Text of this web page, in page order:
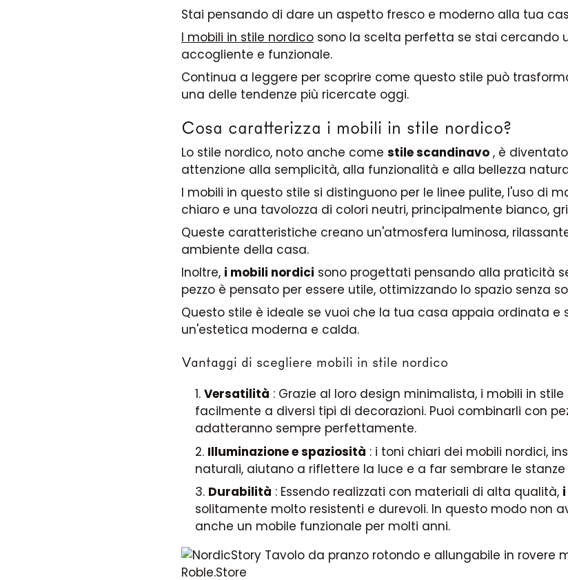
Stai pensando di dare un aspetto fresco e moderno alla tua
I mobili in stile nordico sono la scelta perfetta se stai cercando
accogliente e funzionale.
Continua a leggere per scoprire come questo stile può
una delle tendenze più ricercate oggi.
Cosa caratterizza i mobili in stile nordico?
Lo stile nordico, noto anche come stile scandinavo , è
attenzione alla semplicità, alla funzionalità e alla bellezza
I mobili in questo stile si distinguono per le linee pulite, l'uso di
chiaro e una tavolozza di colori neutri, principalmente bianco,
Queste caratteristiche creano un'atmosfera luminosa,
ambiente della casa.
Inoltre, i mobili nordici sono progettati pensando alla praticità
pezzo è pensato per essere utile, ottimizzando lo spazio senza
Questo stile è ideale se vuoi che la tua casa appaia ordinata e
un'estetica moderna e calda.
Vantaggi di scegliere mobili in stile nordico
Versatilità : Grazie al loro design minimalista, i mobili in
facilmente a diversi tipi di decorazioni. Puoi combinarli con
adatteranno sempre perfettamente.
Illuminazione e spaziosità : i toni chiari dei mobili nordici,
naturali, aiutano a riflettere la luce e a far sembrare le
Durabilità : Essendo realizzati con materiali di alta qualità,
solitamente molto resistenti e durevoli. In questo modo non
anche un mobile funzionale per molti anni.